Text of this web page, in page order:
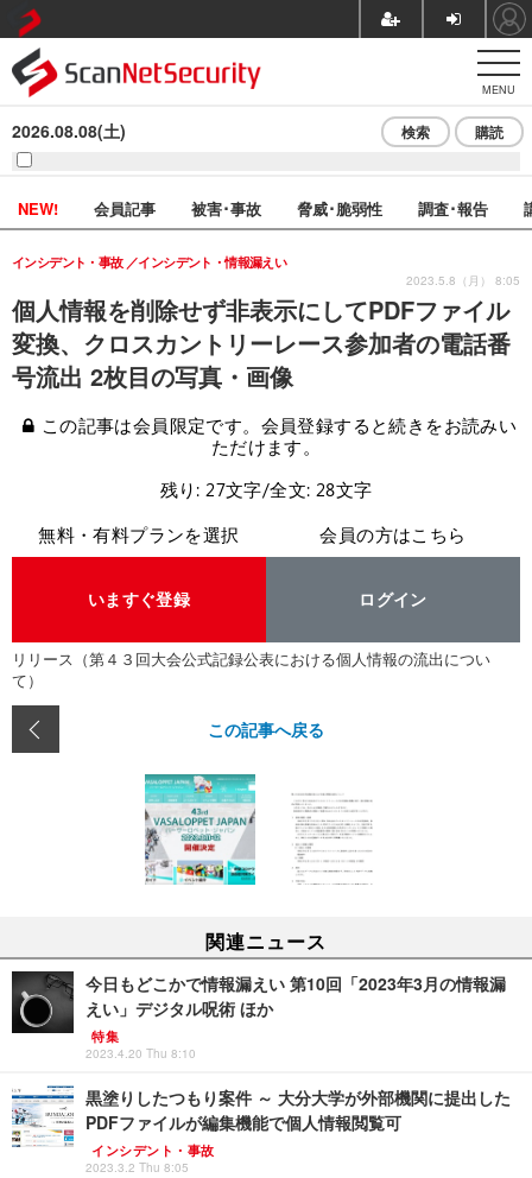
MENU
2026.08.08(土) 検索 購読
NEW! 会員記事 被害･事故 脅威･脆弱性 調査･報告
個人情報を削除せず非表示にしてPDFファイル
変換、クロスカントリーレース参加者の電話番
号流出 2枚目の写真・画像
インシデント・事故 インシデント・情報漏えい
2023.5.8（月） 8:05
この記事は会員限定です。会員登録すると続きをお読みい
ただけます。
残り: 27文字/全文: 28文字
無料・有料プランを選択
いますぐ登録
会員の方はこちら
ログイン
リリース（第４３回大会公式記録公表における個人情報の流出につい
て）
この記事へ戻る
関連ニュース
今日もどこかで情報漏えい 第10回「2023年3月の情報漏
えい」デジタル呪術 ほか
特集
2023.4.20 Thu 8:10
黒塗りしたつもり案件 ～ 大分大学が外部機関に提出した
PDFファイルが編集機能で個人情報閲覧可
インシデント・事故
2023.3.2 Thu 8:05